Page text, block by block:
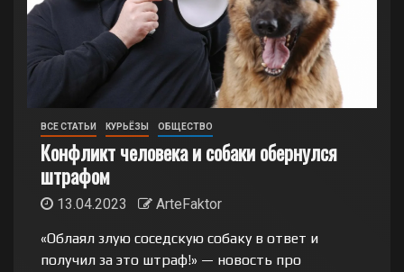
ВСЕ СТАТЬИ КУРЬЁЗЫ ОБЩЕСТВО
Конфликт человека и собаки обернулся
штрафом
13.04.2023
ArteFaktor
«Облаял злую соседскую собаку в ответ и
получил за это штраф!» — новость про